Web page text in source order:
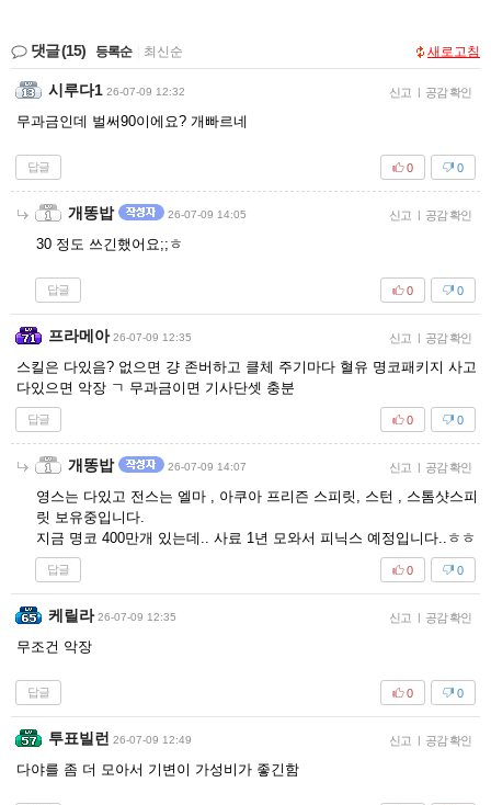
댓글(15) 등록순 최신순 새로고침
시루다1 26-07-09 12:32 신고 | 공감 확인
무과금인데 벌써90이에요? 개빠르네
답글 0
0
개똥밥 26-07-09 14:05 신고 | 공감 확인
30 정도 쓰긴했어요;;ㅎ
답글 0
0
프라메아 26-07-09 12:35 신고 | 공감 확인
스킬은 다있음? 없으면 걍 존버하고 클체 주기마다 혈유 명코패키지 사고
다있으면 악장 ㄱ 무과금이면 기사단셋 충분
답글 0
0
개똥밥 26-07-09 14:07 신고 | 공감 확인
영스는 다있고 전스는 엘마 , 아쿠아 프리즌 스피릿, 스턴 , 스톰샷스피
릿 보유중입니다.
지금 명코 400만개 있는데.. 사료 1년 모와서 피닉스 예정입니다..ㅎㅎ
답글 0
0
케릴라 26-07-09 12:35 신고 | 공감 확인
무조건 악장
답글 0
0
투표빌런 26-07-09 12:49 신고 | 공감 확인
다야를 좀 더 모아서 기변이 가성비가 좋긴함